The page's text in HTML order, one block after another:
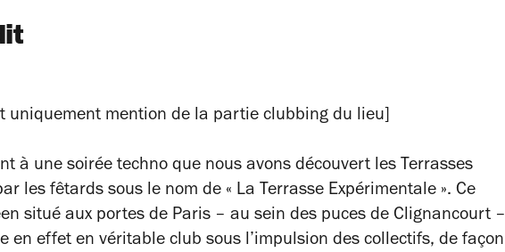
uniquement mention de la partie clubbing du lieu]
à une soirée techno que nous avons découvert les Terrasses
les fêtards sous le nom de « La Terrasse Expérimentale ». Ce
situé aux portes de Paris – au sein des puces de Clignancourt –
en effet en véritable club sous l’impulsion des collectifs, de façon